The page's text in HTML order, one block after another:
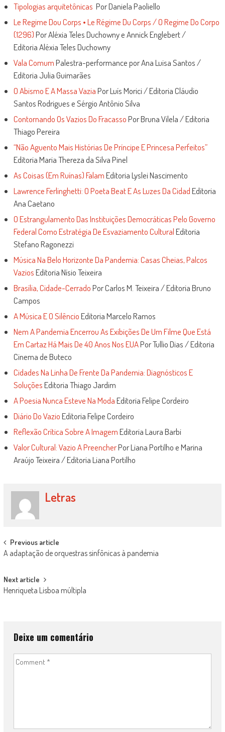
Tipologias arquitetônicas Por Daniela Paoliello
Le Regime Dou Corps • Le Régime Du Corps / O Regime Do Corpo
(1296)Por Aléxia Teles Duchowny e Annick Englebert /
Editoria Aléxia Teles Duchowny
Vala ComumPalestra-performance por Ana Luisa Santos /
Editoria Julia Guimarães
O Abismo E A Massa VaziaPor Luís Morici / Editoria Cláudio
Santos Rodrigues e Sérgio Antônio Silva
Contornando Os Vazios Do FracassoPor Bruna Vilela / Editoria
Thiago Pereira
“Não Aguento Mais Histórias De Príncipe E Princesa Perfeitos”
Editoria Maria Thereza da Silva Pinel
As Coisas (Em Ruínas) FalamEditoria Lyslei Nascimento
Lawrence Ferlinghetti: O Poeta Beat E As Luzes Da CidadEditoria
Ana Caetano
O Estrangulamento Das Instituições Democráticas Pelo Governo
Federal Como Estratégia De Esvaziamento CulturalEditoria
Stefano Ragonezzi
Música Na Belo Horizonte Da Pandemia: Casas Cheias, Palcos
VaziosEditoria Nísio Teixeira
Brasília, Cidade-CerradoPor Carlos M. Teixeira / Editoria Bruno
Campos
A Música E O SilêncioEditoria Marcelo Ramos
Nem A Pandemia Encerrou As Exibições De Um Filme Que Está
Em Cartaz Há Mais De 40 Anos Nos EUAPor Tullio Dias / Editoria
Cinema de Buteco
Cidades Na Linha De Frente Da Pandemia: Diagnósticos E
SoluçõesEditoria Thiago Jardim
A Poesia Nunca Esteve Na ModaEditoria Felipe Cordeiro
Diário Do VazioEditoria Felipe Cordeiro
Reflexão Crítica Sobre A ImagemEditoria Laura Barbi
Valor Cultural: Vazio A PreencherPor Liana Portilho e Marina
Araújo Teixeira / Editoria Liana Portilho
Letras
Post
navigation
Previous article
A adaptação de orquestras sinfônicas à pandemia
Next article
Henriqueta Lisboa múltipla
Deixe um comentário